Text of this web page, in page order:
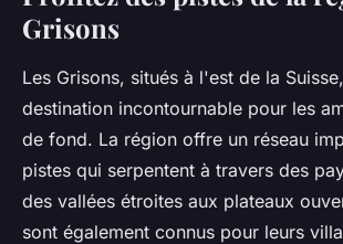
Grisons
Les Grisons, situés à l'est de la
destination incontournable pour les
de fond. La région offre un réseau
pistes qui serpentent à travers des
des vallées étroites aux plateaux
sont également connus pour leurs